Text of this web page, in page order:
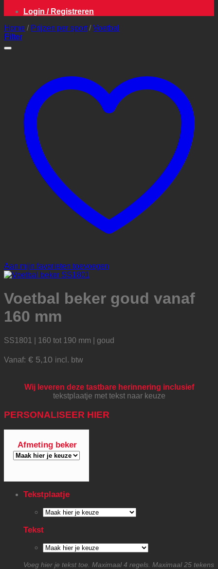
Login / Registreren
Home / Prijzen per sport / Voetbal
Filter
Aan mijn favorieten toevoegen
Voetbal beker goud vanaf
160 mm
SS1801 | 160 tot 190 mm | goud
Vanaf: € 5,10 incl. btw
Wij leveren deze tastbare herinnering inclusief
tekstplaatje met tekst naar keuze
PERSONALISEER HIER
Afmeting beker
Tekstplaatje
Tekst
Voeg hier je tekst toe. Maximaal 4 regels. Maximaal 25 tekens